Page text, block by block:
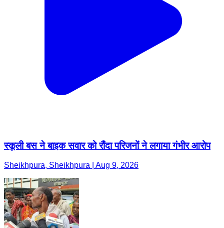
स्कूली बस ने बाइक सवार को रौंदा परिजनों ने लगाया गंभीर आरोप
Sheikhpura, Sheikhpura | Aug 9, 2026